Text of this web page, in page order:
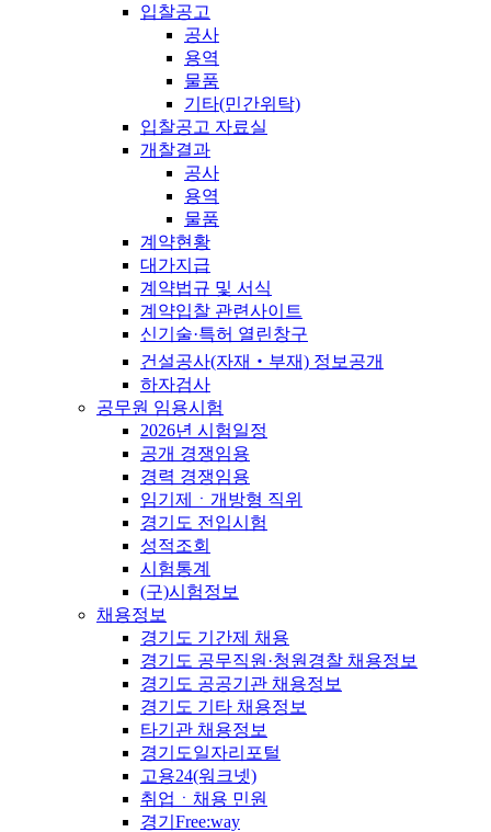
입찰공고
공사
용역
물품
기타(민간위탁)
입찰공고 자료실
개찰결과
공사
용역
물품
계약현황
대가지급
계약법규 및 서식
계약입찰 관련사이트
신기술·특허 열린창구
건설공사(자재‧부재) 정보공개
하자검사
공무원 임용시험
2026년 시험일정
공개 경쟁임용
경력 경쟁임용
임기제ㆍ개방형 직위
경기도 전입시험
성적조회
시험통계
(구)시험정보
채용정보
경기도 기간제 채용
경기도 공무직원·청원경찰 채용정보
경기도 공공기관 채용정보
경기도 기타 채용정보
타기관 채용정보
경기도일자리포털
고용24(워크넷)
취업ㆍ채용 민원
경기Free:way